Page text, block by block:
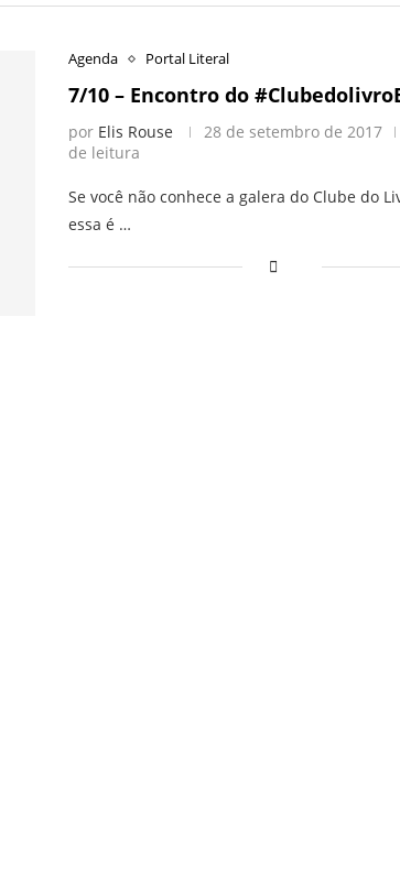
Agenda Portal Literal
7/10 – Encontro do
por Elis Rouse 28 de setembro de 2017
de leitura
Se você não conhece a galera do Clube do
essa é …